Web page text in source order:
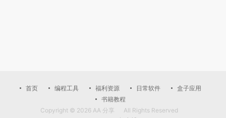
首页 编程工具 福利资源 日常软件
盒子应用
书籍教程
Copyright © 2026 AA 分享
All Rights Reserved